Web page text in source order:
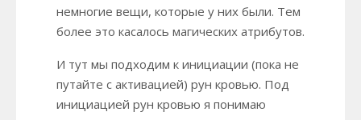
немногие вещи, которые у них были. Тем
более это касалось магических атрибутов.
И тут мы подходим к инициации (пока не
путайте с активацией) рун кровью. Под
инициацией рун кровью я понимаю